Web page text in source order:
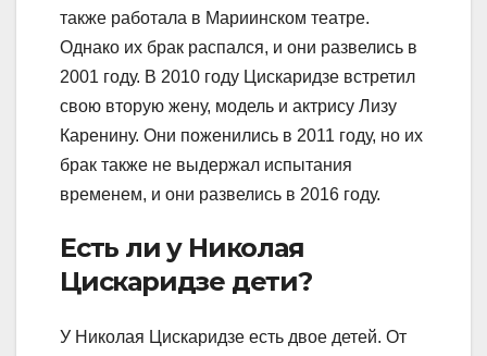
также работала в Мариинском театре.
Однако их брак распался, и они развелись в
2001 году. В 2010 году Цискаридзе встретил
свою вторую жену, модель и актрису Лизу
Каренину. Они поженились в 2011 году, но их
брак также не выдержал испытания
временем, и они развелись в 2016 году.
Есть ли у Николая
Цискаридзе дети?
У Николая Цискаридзе есть двое детей. От